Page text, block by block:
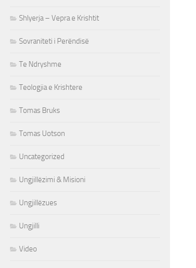
Shlyerja – Vepra e Krishtit
Sovraniteti i Perëndisë
Te Ndryshme
Teologjia e Krishtere
Tomas Bruks
Tomas Uotson
Uncategorized
Ungjillëzimi & Misioni
Ungjillëzues
Ungjilli
Video